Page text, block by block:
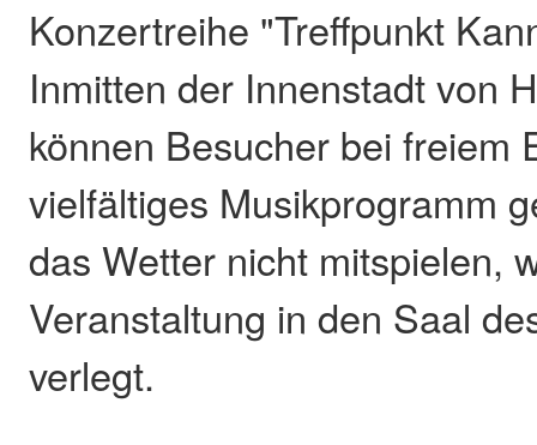
Konzertreihe "Treffpunkt
Inmitten der Innenstadt von
können Besucher bei freiem
vielfältiges Musikprogramm
das Wetter nicht mitspielen,
Veranstaltung in den Saal
verlegt.